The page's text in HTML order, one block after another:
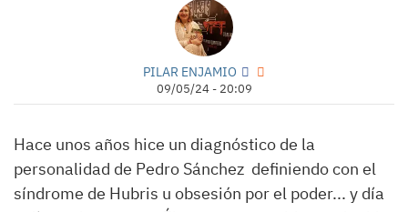
PILAR ENJAMIO
09/05/24 - 20:09
Hace unos años hice un diagnóstico de la
personalidad de Pedro Sánchez definiendo con el
síndrome de Hubris u obsesión por el poder... y día